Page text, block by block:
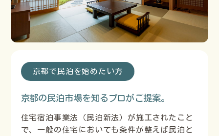
京都で民泊を始めたい方
京都の民泊市場を知るプロがご提案。
住宅宿泊事業法（民泊新法）が施工されたこと
で、一般の住宅においても条件が整えば民泊と